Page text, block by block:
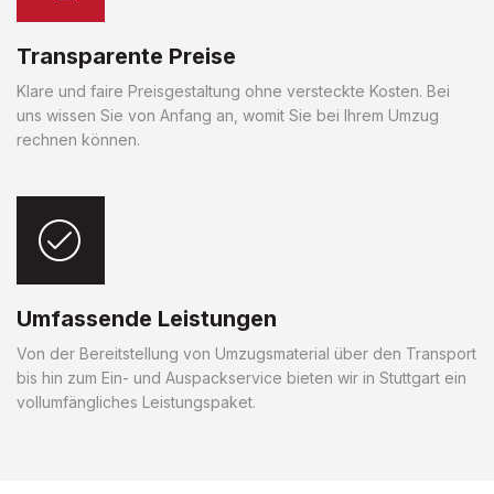
Transparente Preise
Klare und faire Preisgestaltung ohne versteckte Kosten. Bei
uns wissen Sie von Anfang an, womit Sie bei Ihrem Umzug
rechnen können.
Umfassende Leistungen
Von der Bereitstellung von Umzugsmaterial über den Transport
bis hin zum Ein- und Auspackservice bieten wir in Stuttgart ein
vollumfängliches Leistungspaket.